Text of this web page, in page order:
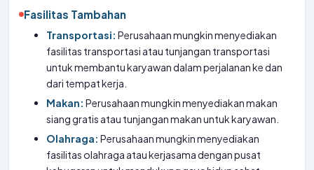
Fasilitas Tambahan
Transportasi: Perusahaan mungkin menyediakan
fasilitas transportasi atau tunjangan transportasi
untuk membantu karyawan dalam perjalanan ke dan
dari tempat kerja.
Makan: Perusahaan mungkin menyediakan makan
siang gratis atau tunjangan makan untuk karyawan.
Olahraga: Perusahaan mungkin menyediakan
fasilitas olahraga atau kerjasama dengan pusat